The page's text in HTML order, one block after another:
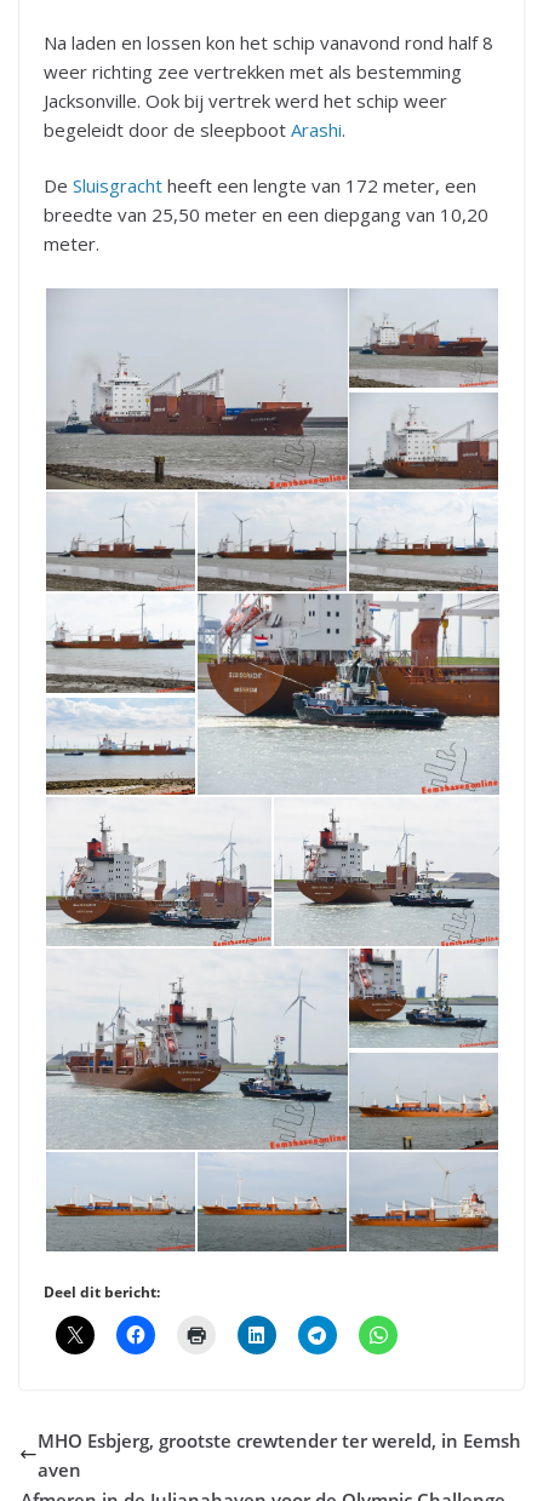
Na laden en lossen kon het schip vanavond rond half 8
weer richting zee vertrekken met als bestemming
Jacksonville. Ook bij vertrek werd het schip weer
begeleidt door de sleepboot Arashi.
De Sluisgracht heeft een lengte van 172 meter, een
breedte van 25,50 meter en een diepgang van 10,20
meter.
Deel dit bericht:
MHO Esbjerg, grootste crewtender ter wereld, in Eemsh
aven